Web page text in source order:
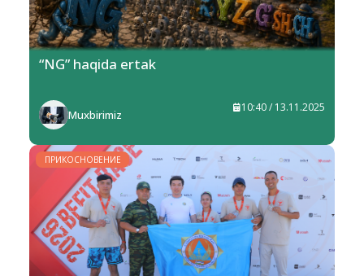
“NG” haqida ertak
Muxbirimiz
10:40 / 13.11.2025
ПРИКОСНОВЕНИЕ